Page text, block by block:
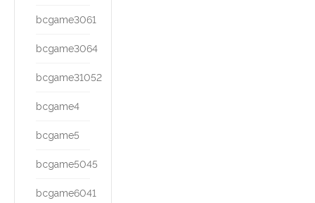
bcgame3061
bcgame3064
bcgame31052
bcgame4
bcgame5
bcgame5045
bcgame6041